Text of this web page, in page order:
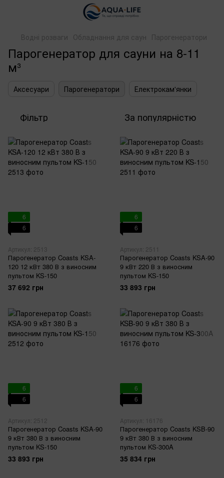
Водні розваги Обладнання для саун Парогенератори
Парогенератор для сауни на 8-11
м³
Аксесуари Парогенератори Електрокам'янки
Фільтр За популярністю
6
6
Артикул: 2513
Парогенератор Coasts KSA-
120 12 кВт 380 В з виносним
пультом KS-150
37 692 грн
6
6
Артикул: 2511
Парогенератор Coasts KSA-90
9 кВт 220 В з виносним
пультом KS-150
33 893 грн
6
6
Артикул: 2512
Парогенератор Coasts KSA-90
9 кВт 380 В з виносним
пультом KS-150
33 893 грн
6
6
Артикул: 16176
Парогенератор Coasts KSB-90
9 кВт 380 В з виносним
пультом KS-300A
35 834 грн